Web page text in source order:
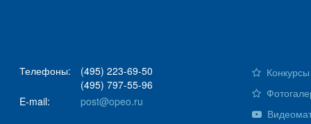
Телефоны:
(495) 223-69-50
(495) 797-55-96
E-mail:
post@opeo.ru